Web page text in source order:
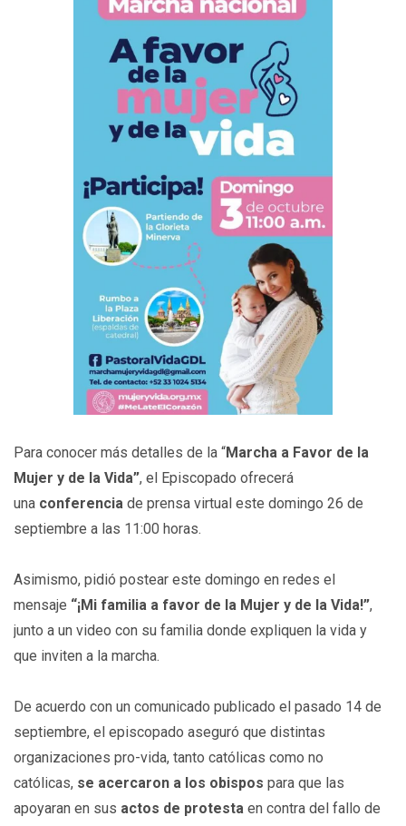
Para conocer más detalles de la “Marcha a Favor de la
Mujer y de la Vida”, el Episcopado ofrecerá
una conferencia de prensa virtual este domingo 26 de
septiembre a las 11:00 horas.
Asimismo, pidió postear este domingo en redes el
mensaje “¡Mi familia a favor de la Mujer y de la Vida!”,
junto a un video con su familia donde expliquen la vida y
que inviten a la marcha.
De acuerdo con un comunicado publicado el pasado 14 de
septiembre, el episcopado aseguró que distintas
organizaciones pro-vida, tanto católicas como no
católicas, se acercaron a los obispos para que las
apoyaran en sus actos de protesta en contra del fallo de